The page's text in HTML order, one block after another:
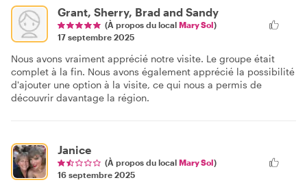
Grant, Sherry, Brad and Sandy
(À propos du local Mary Sol)
17 septembre 2025
Nous avons vraiment apprécié notre visite. Le groupe était
complet à la fin. Nous avons également apprécié la possibilité
d'ajouter une option à la visite, ce qui nous a permis de
découvrir davantage la région.
Janice
(À propos du local Mary Sol)
16 septembre 2025